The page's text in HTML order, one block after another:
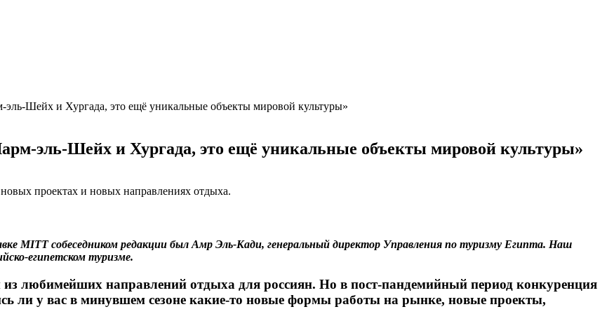
Шейх и Хургада, это ещё уникальные объекты мировой культуры»
эль-Шейх и Хургада, это ещё уникальные объекты мировой культуры»
проектах и новых направлениях отдыха.
MITT собеседником редакции был Амр Эль-Кади, генеральный директор Управления по туризму Египта. Наш
египетском туризме.
из любимейших направлений отдыха для россиян. Но в пост-пандемийный период конкуренция
ли у вас в минувшем сезоне какие-то новые формы работы на рынке, новые проекты,